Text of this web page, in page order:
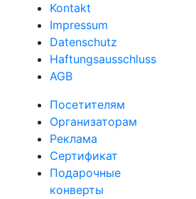
Kontakt
Impressum
Datenschutz
Haftungsausschluss
AGB
Посетителям
Организаторам
Реклама
Сертификат
Подарочные
конверты